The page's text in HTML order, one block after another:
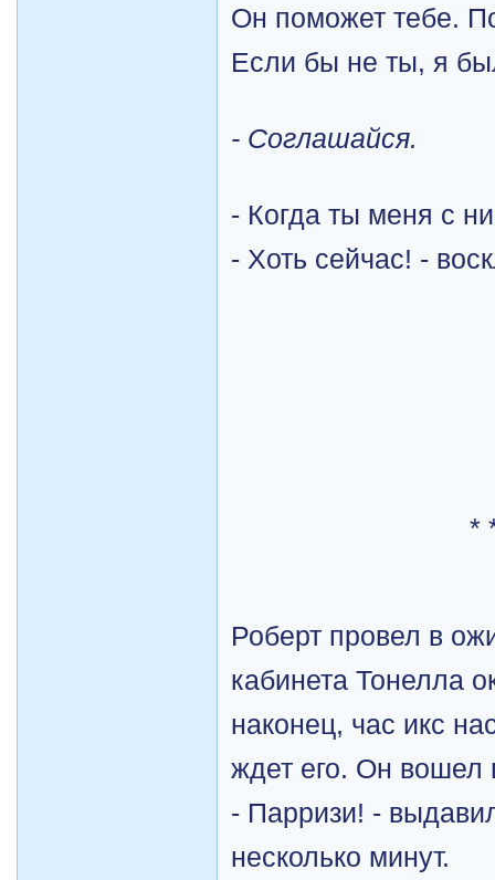
Он поможет тебе.
Если бы не ты, я
- Соглашайся.
- Когда ты меня с
- Хоть сейчас! -
*
Роберт провел в
кабинета Тонелла
наконец, час икс
ждет его. Он вошел
- Парризи! -
несколько минут.